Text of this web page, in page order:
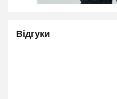
Відгуки